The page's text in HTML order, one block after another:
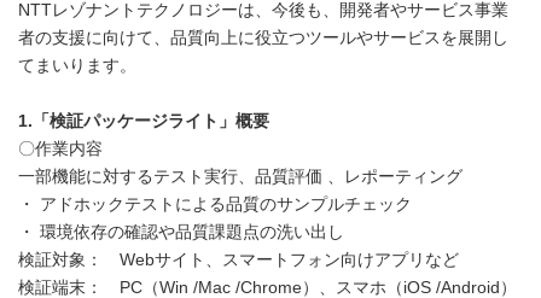
NTTレゾナントテクノロジーは、今後も、開発者やサービス事業
者の支援に向けて、品質向上に役立つツールやサービスを展開し
てまいります。
1. 「検証パッケージライト」概要
〇作業内容
一部機能に対するテスト実行、品質評価 、レポーティング
・ アドホックテストによる品質のサンプルチェック
・ 環境依存の確認や品質課題点の洗い出し
検証対象： Webサイト、スマートフォン向けアプリなど
検証端末： PC（Win /Mac /Chrome）、スマホ（iOS /Android）